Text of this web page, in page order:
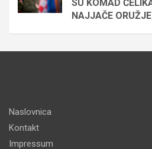
SU KOMAD
NAJJAČE
Naslovnica
Kontakt
Impressum